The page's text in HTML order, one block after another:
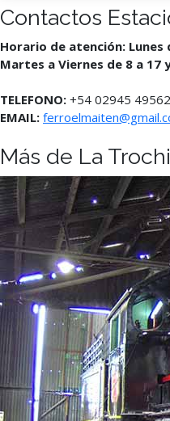
Contactos
Horario de atención: Lunes
Martes a Viernes de 8 a 17
TELEFONO: +54 02945
EMAIL:
Más de La